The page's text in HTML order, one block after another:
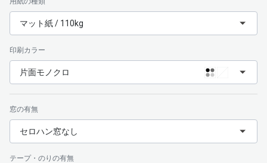
マット紙 / 110kg
印刷カラー
片面モノクロ
窓の有無
セロハン窓なし
テープ・のりの有無